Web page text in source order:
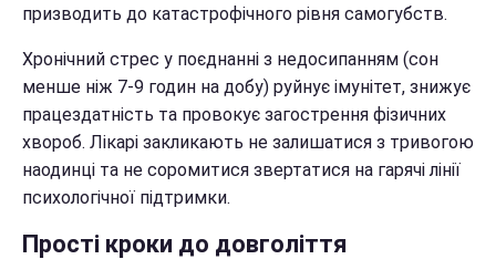
призводить до катастрофічного рівня самогубств.
Хронічний стрес у поєднанні з недосипанням (сон
менше ніж 7-9 годин на добу) руйнує імунітет, знижує
працездатність та провокує загострення фізичних
хвороб. Лікарі закликають не залишатися з тривогою
наодинці та не соромитися звертатися на гарячі лінії
психологічної підтримки.
Прості кроки до довголіття